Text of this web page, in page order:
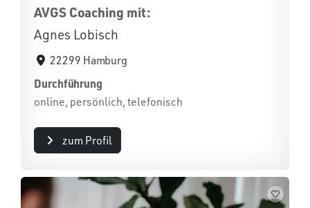
AVGS Coaching mit:
Agnes Lobisch
22299 Hamburg
Durchführung
online, persönlich, telefonisch
zum Profil